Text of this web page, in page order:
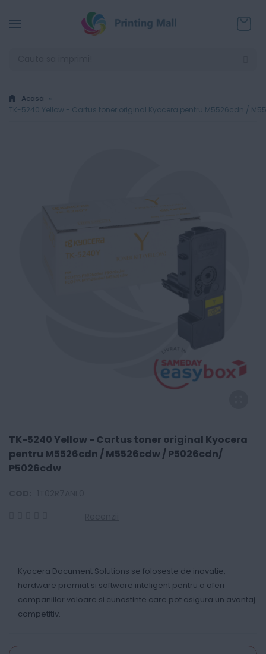
Acasă
TK-5240 Yellow - Cartus toner original Kyocera pentru M5526cdn /
TK-5240 Yellow - Cartus toner original Kyocera
pentru M5526cdn / M5526cdw / P5026cdn/
P5026cdw
Kyocera Document Solutions se foloseste de inovatie,
hardware premiat si software inteligent pentru a oferi
companiilor valoare si cunostinte care pot asigura un avantaj
competitiv.